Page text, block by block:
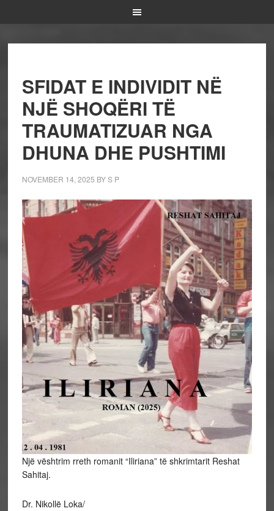
SFIDAT E INDIVIDIT NË
NJË SHOQËRI TË
TRAUMATIZUAR NGA
DHUNA DHE PUSHTIMI
NOVEMBER 14, 2025 BYS P
Një vështrim rreth romanit “Iliriana” të shkrimtarit Reshat
Sahitaj.
Dr. Nikollë Loka/